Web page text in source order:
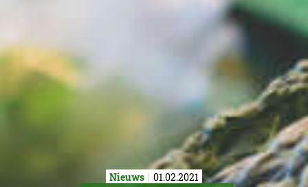
Nieuws 01.02.2021